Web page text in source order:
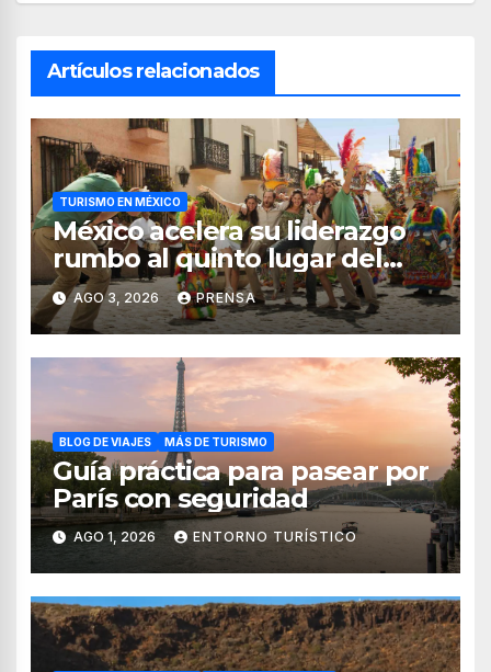
Artículos relacionados
TURISMO EN MÉXICO
México acelera su liderazgo
rumbo al quinto lugar del
turismo mundial
AGO 3, 2026 PRENSA
BLOG DE VIAJES MÁS DE TURISMO
Guía práctica para pasear por
París con seguridad
AGO 1, 2026 ENTORNO TURÍSTICO